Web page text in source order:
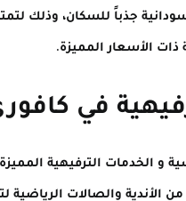
جذباً للسكان، وذلك
الأسعار المميزة.
في
و الخدمات الترفيهية
الأندية والصالات